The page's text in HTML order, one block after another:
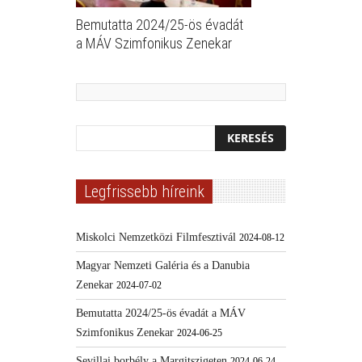
Bemutatta 2024/25-ös évadát
a MÁV Szimfonikus Zenekar
Legfrissebb híreink
Miskolci Nemzetközi Filmfesztivál 2024-08-12
Magyar Nemzeti Galéria és a Danubia
Zenekar 2024-07-02
Bemutatta 2024/25-ös évadát a MÁV
Szimfonikus Zenekar 2024-06-25